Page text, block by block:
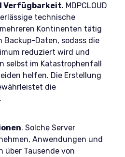
Verfügbarkeit. MDPCLOUD
technische
Kontinenten tätig
Backup-Daten, sodass die
reduziert wird und
selbst im Katastrophenfall
helfen. Die Erstellung
die
. Solche Server
Anwendungen und
über Tausende von